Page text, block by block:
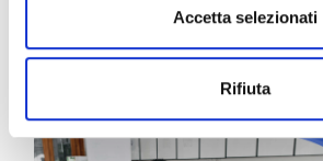
Accetta selezionati
Rifiuta